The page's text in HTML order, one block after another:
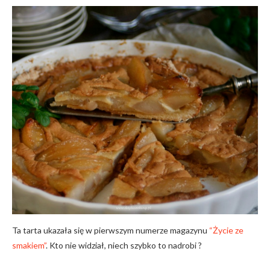
Ta tarta ukazała się w pierwszym numerze magazynu “Życie ze
smakiem”. Kto nie widział, niech szybko to nadrobi ?